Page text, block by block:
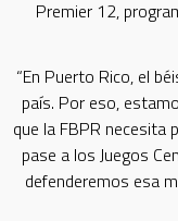
Premier 12,
“En Puerto Rico, el
país. Por eso,
que la FBPR necesita
pase a los Juegos
defenderemos esa